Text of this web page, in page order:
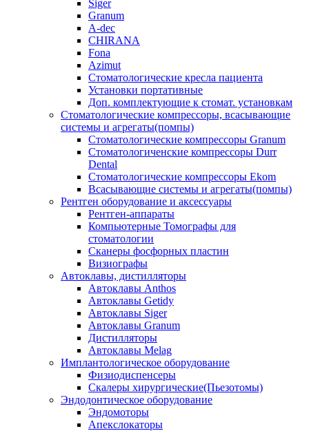
Siger
Granum
A-dec
CHIRANA
Fona
Azimut
Стоматологические кресла пациента
Установки портативные
Доп. комплектующие к стомат. установкам
Стоматологические компрессоры, всасывающие
системы и агрегаты(помпы)
Стоматологические компрессоры Granum
Стоматологиченские компрессоры Durr
Dental
Стоматологические компрессоры Ekom
Всасывающие системы и агрегаты(помпы)
Рентген оборудование и аксессуары
Рентген-аппараты
Компьютерные Томографы для
стоматологии
Сканеры фосфорных пластин
Визиографы
Автоклавы, дистилляторы
Автоклавы Anthos
Автоклавы Getidy
Автоклавы Siger
Автоклавы Granum
Дистилляторы
Автоклавы Melag
Имплантологическое оборудование
Физиодиспенсеры
Скалеры хирургические(Пьезотомы)
Эндодонтическое оборудование
Эндомоторы
Апекслокаторы